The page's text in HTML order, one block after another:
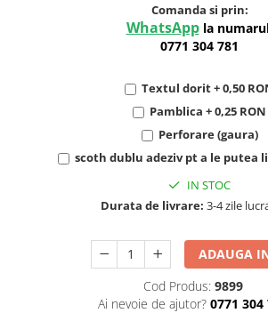
Comanda si prin:
WhatsApp la
0771 304 781
Textul dorit + 0,50
Pamblica + 0,25 RON
Perforare (gaura)
scoth dublu adeziv pt a le putea
IN STOC
Durata de livrare: 3-4 zile
ADAUGA
Cod Produs: 9899
Ai nevoie de ajutor? 0771 304